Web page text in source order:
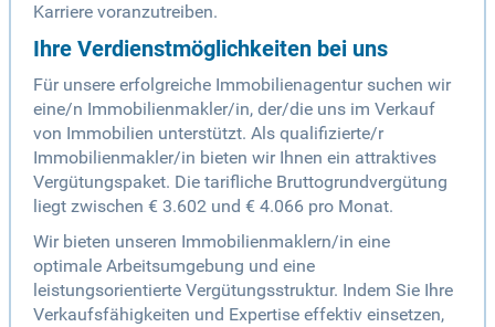
Karriere voranzutreiben.
Ihre Verdienstmöglichkeiten bei uns
Für unsere erfolgreiche Immobilienagentur suchen wir
eine/n Immobilienmakler/in, der/die uns im Verkauf
von Immobilien unterstützt. Als qualifizierte/r
Immobilienmakler/in bieten wir Ihnen ein attraktives
Vergütungspaket. Die tarifliche Bruttogrundvergütung
liegt zwischen € 3.602 und € 4.066 pro Monat.
Wir bieten unseren Immobilienmaklern/in eine
optimale Arbeitsumgebung und eine
leistungsorientierte Vergütungsstruktur. Indem Sie Ihre
Verkaufsfähigkeiten und Expertise effektiv einsetzen,